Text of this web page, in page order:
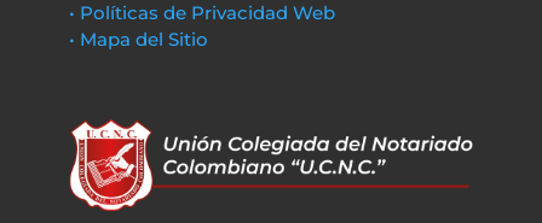
• Políticas de Privacidad Web
• Mapa del Sitio